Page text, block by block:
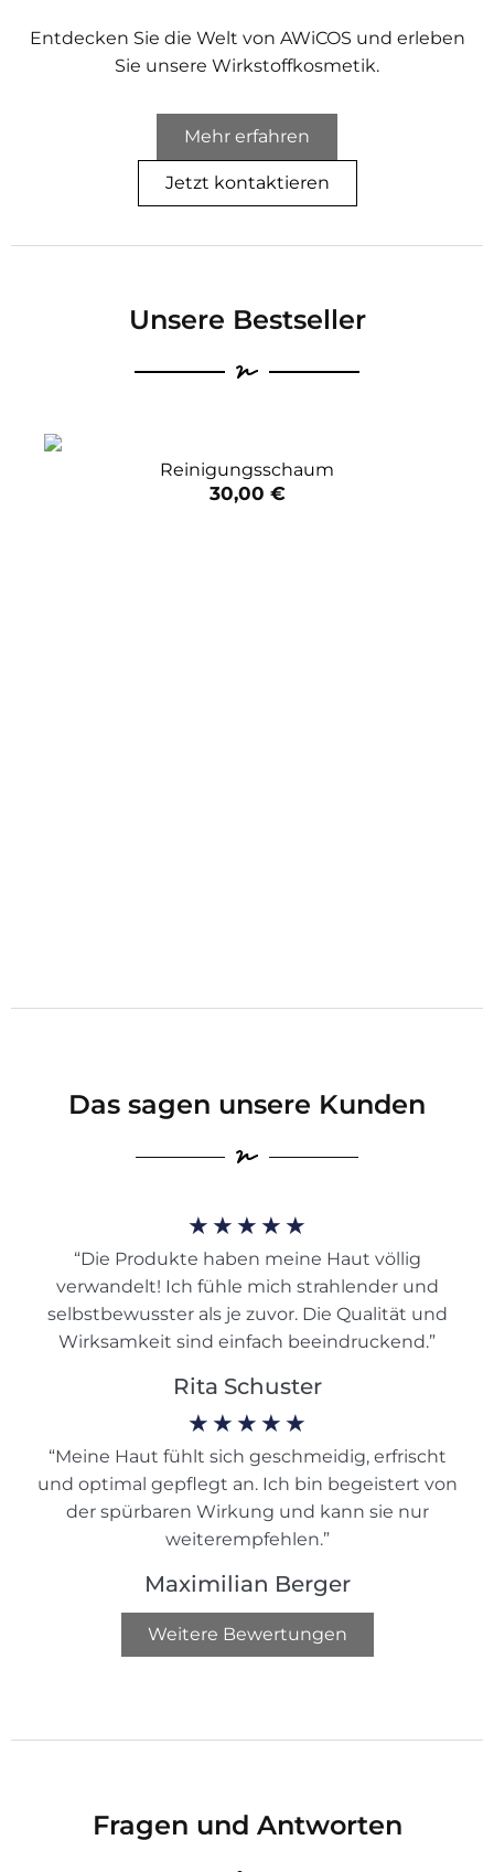
Entdecken Sie die Welt von AWiCOS und erleben
Sie unsere Wirkstoffkosmetik.
Mehr erfahren
Jetzt kontaktieren
Unsere Bestseller
Reinigungsschaum
30,00 €
Das sagen unsere Kunden
★ ★ ★ ★ ★
“Die Produkte haben meine Haut völlig
verwandelt! Ich fühle mich strahlender und
selbstbewusster als je zuvor. Die Qualität und
Wirksamkeit sind einfach beeindruckend.”
Rita Schuster
★ ★ ★ ★ ★
“Meine Haut fühlt sich geschmeidig, erfrischt
und optimal gepflegt an. Ich bin begeistert von
der spürbaren Wirkung und kann sie nur
weiterempfehlen.”
Maximilian Berger
Weitere Bewertungen
Fragen und Antworten